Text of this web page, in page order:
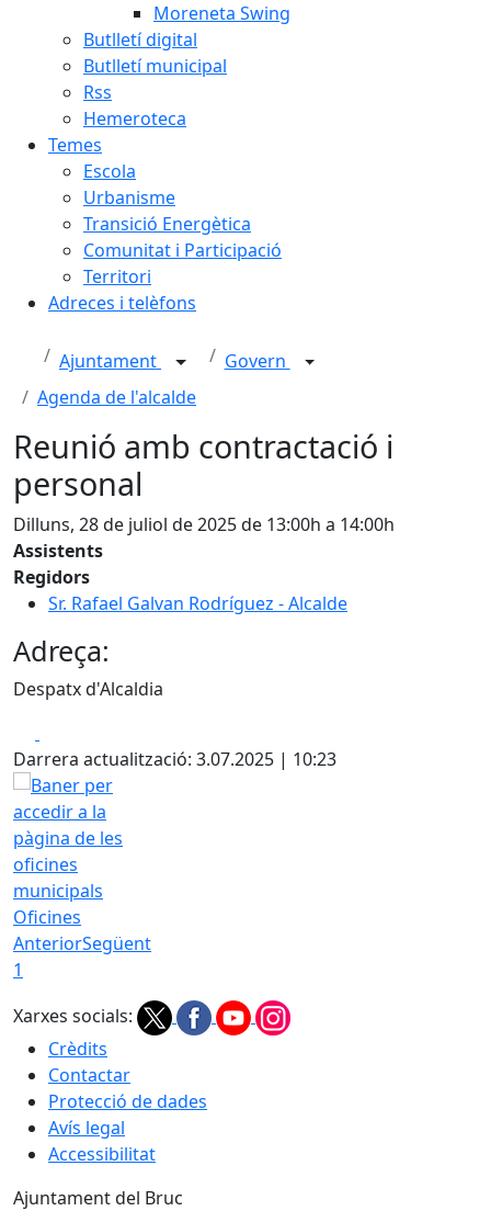
Moreneta Swing
Butlletí digital
Butlletí municipal
Rss
Hemeroteca
Temes
Escola
Urbanisme
Transició Energètica
Comunitat i Participació
Territori
Adreces i telèfons
Ajuntament
Govern
Agenda de l'alcalde
Reunió amb contractació i
personal
Dilluns, 28 de juliol de 2025 de 13:00h a 14:00h
Assistents
Regidors
Sr. Rafael Galvan Rodríguez - Alcalde
Adreça:
Despatx d'Alcaldia
Darrera actualització: 3.07.2025 | 10:23
Oficines
AnteriorSegüent
1
Xarxes socials:
Crèdits
Contactar
Protecció de dades
Avís legal
Accessibilitat
Ajuntament del Bruc